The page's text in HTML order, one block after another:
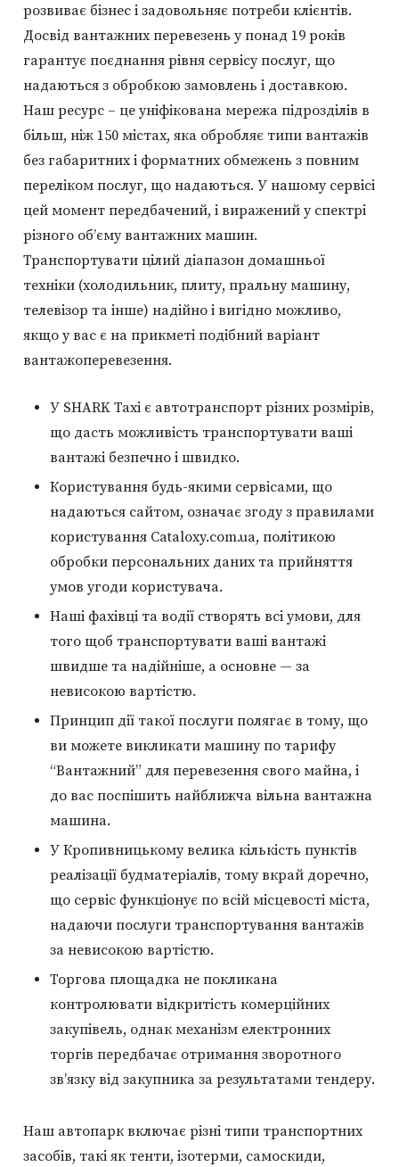
розвиває бізнес і задовольняє потреби клієнтів.
Досвід вантажних перевезень у понад 19 років
гарантує поєднання рівня сервісу послуг, що
надаються з обробкою замовлень і доставкою.
Наш ресурс – це уніфікована мережа підрозділів в
більш, ніж 150 містах, яка обробляє типи вантажів
без габаритних і форматних обмежень з повним
переліком послуг, що надаються. У нашому сервісі
цей момент передбачений, і виражений у спектрі
різного об’єму вантажних машин.
Транспортувати цілий діапазон домашньої
техніки (холодильник, плиту, пральну машину,
телевізор та інше) надійно і вигідно можливо,
якщо у вас є на прикметі подібний варіант
вантажоперевезення.
У SHARK Taxi є автотранспорт різних розмірів,
що дасть можливість транспортувати ваші
вантажі безпечно і швидко.
Користування будь-якими сервісами, що
надаються сайтом, означає згоду з правилами
користування Cataloxy.com.ua, політикою
обробки персональних даних та прийняття
умов угоди користувача.
Наші фахівці та водії створять всі умови, для
того щоб транспортувати ваші вантажі
швидше та надійніше, а основне — за
невисокою вартістю.
Принцип дії такої послуги полягає в тому, що
ви можете викликати машину по тарифу
“Вантажний” для перевезення свого майна, і
до вас поспішить найближча вільна вантажна
машина.
У Кропивницькому велика кількість пунктів
реалізації будматеріалів, тому вкрай доречно,
що сервіс функціонує по всій місцевості міста,
надаючи послуги транспортування вантажів
за невисокою вартістю.
Торгова площадка не покликана
контролювати відкритість комерційних
закупівель, однак механізм електронних
торгів передбачає отримання зворотного
зв’язку від закупника за результатами тендеру.
Наш автопарк включає різні типи транспортних
засобів, такі як тенти, ізотерми, самоскиди,